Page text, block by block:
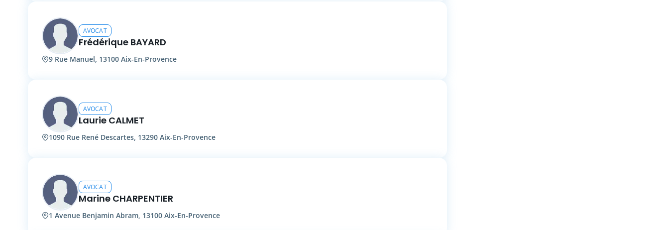
AVOCAT
Frédérique BAYARD
9 Rue Manuel, 13100 Aix-En-Provence
AVOCAT
Laurie CALMET
1090 Rue René Descartes, 13290 Aix-En-Provence
AVOCAT
Marine CHARPENTIER
1 Avenue Benjamin Abram, 13100 Aix-En-Provence